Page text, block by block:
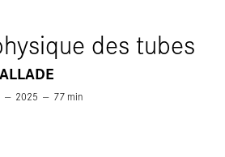
des tubes
2025 77 min